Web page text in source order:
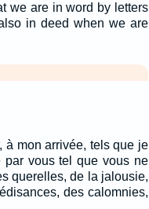
we are in word by letters
in deed when we are
à mon arrivée, tels que je
par vous tel que vous ne
querelles, de la jalousie,
des calomnies,